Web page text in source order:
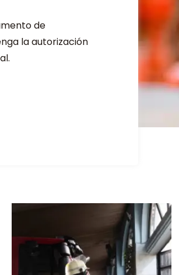
de
la autorización